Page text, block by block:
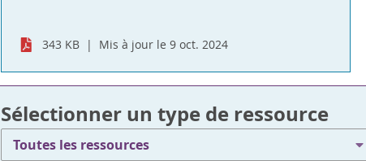
343 KB Mis à jour le 9 oct. 2024
Sélectionner un type de ressource
Toutes les ressources